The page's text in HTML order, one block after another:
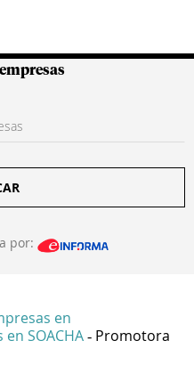
por:
en
en SOACHA - Promotora